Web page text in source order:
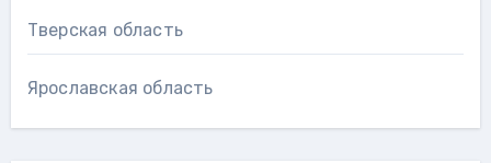
Тверская область
Ярославская область